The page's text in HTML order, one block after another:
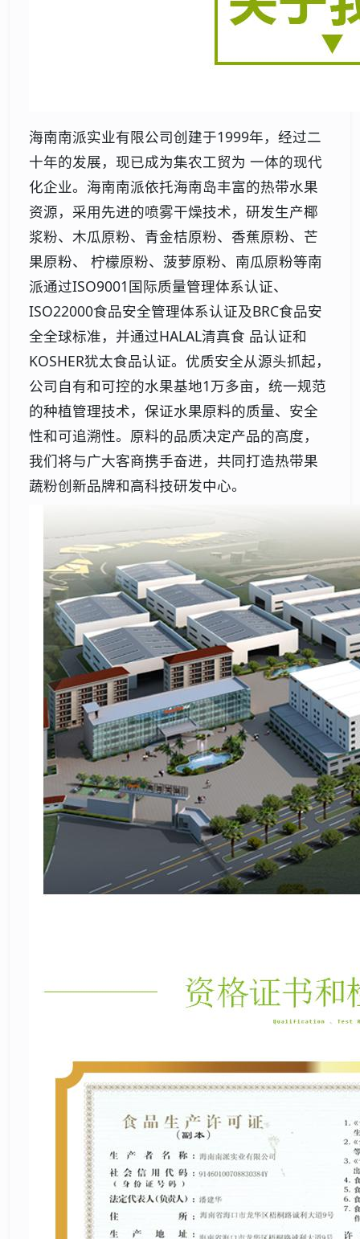
海南南派实业有限公司创建于1999年，经过二
十年的发展，现已成为集农工贸为 一体的现代
化企业。海南南派依托海南岛丰富的热带水果
资源，采用先进的喷雾干燥技术，研发生产椰
浆粉、木瓜原粉、青金桔原粉、香蕉原粉、芒
果原粉、 柠檬原粉、菠萝原粉、南瓜原粉等南
派通过ISO9001国际质量管理体系认证、
ISO22000食品安全管理体系认证及BRC食品安
全全球标准，并通过HALAL清真食 品认证和
KOSHER犹太食品认证。优质安全从源头抓起，
公司自有和可控的水果基地1万多亩，统一规范
的种植管理技术，保证水果原料的质量、安全
性和可追溯性。原料的品质决定产品的高度，
我们将与广大客商携手奋进，共同打造热带果
蔬粉创新品牌和高科技研发中心。